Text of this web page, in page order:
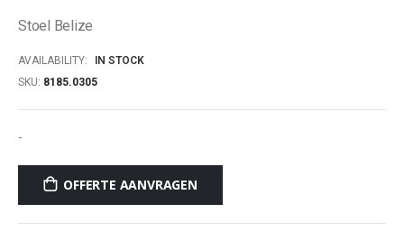
the
gallery
Stoel Belize
AVAILABILITY:
IN STOCK
SKU 8185.0305
-
OFFERTE AANVRAGEN